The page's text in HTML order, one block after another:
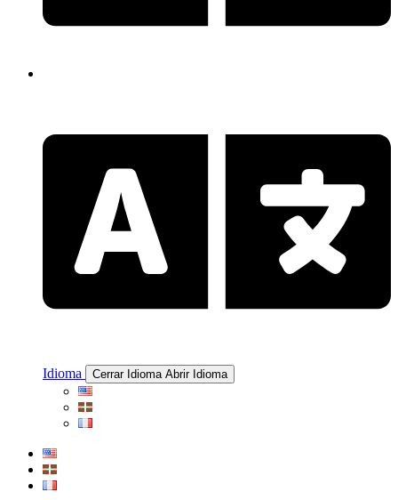
Idioma Cerrar Idioma Abrir Idioma